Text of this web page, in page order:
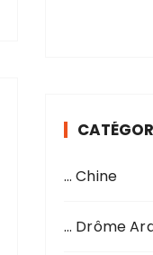
… Chine
… Drôme